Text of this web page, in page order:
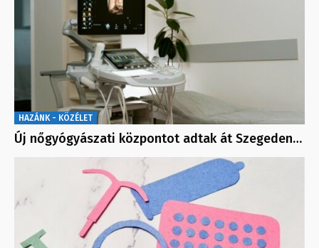
HAZÁNK - KÖZÉLET
Új nőgyógyászati központot adtak át Szegeden…